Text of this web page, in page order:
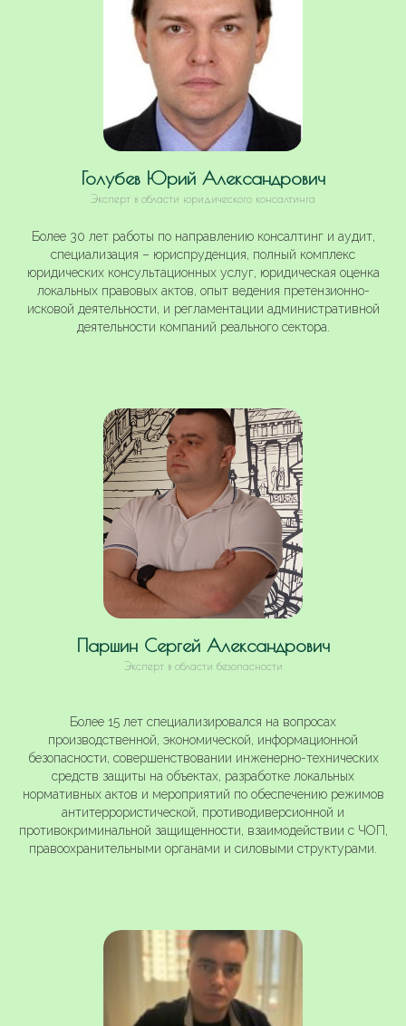
Голубев Юрий Александрович
Эксперт в области юридического консалтинга
Более 30 лет работы по направлению консалтинг и аудит,
специализация – юриспруденция, полный комплекс
юридических консультационных услуг, юридическая оценка
локальных правовых актов, опыт ведения претензионно-
исковой деятельности, и регламентации административной
деятельности компаний реального сектора.
Паршин Сергей Александрович
Эксперт в области безопасности
Более 15 лет специализировался на вопросах
производственной, экономической, информационной
безопасности, совершенствовании инженерно-технических
средств защиты на объектах, разработке локальных
нормативных актов и мероприятий по обеспечению режимов
антитеррористической, противодиверсионной и
противокриминальной защищенности, взаимодействии с ЧОП,
правоохранительными органами и силовыми структурами.